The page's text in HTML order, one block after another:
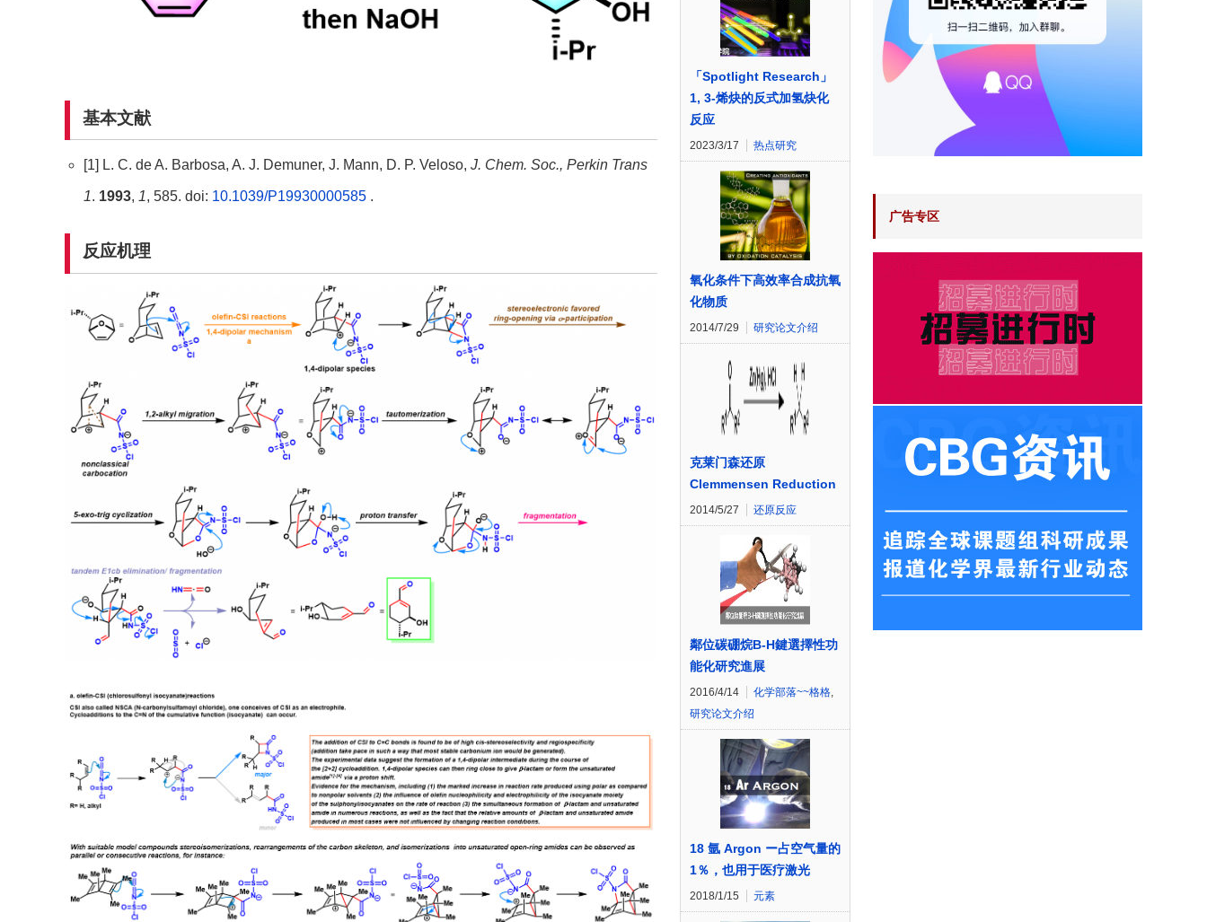
基本文献
[1] L. C. de A. Barbosa, A. J. Demuner, J. Mann, D. P. Veloso, J. Chem. Soc., Perkin Trans
1. 1993, 1, 585. doi: 10.1039/P19930000585 .
反应机理
「Spotlight Research」
1, 3-烯炔的反式加氢炔化
反应
2023/3/17 热点研究
氧化条件下高效率合成抗氧
化物质
2014/7/29 研究论文介绍
克莱门森还原
Clemmensen Reduction
2014/5/27 还原反应
鄰位碳硼烷B-H鍵選擇性功
能化研究進展
2016/4/14 化学部落~~格格,
研究论文介绍
18 氩 Argon ー占空气量的
1％，也用于医疗激光
2018/1/15 元素
广告专区